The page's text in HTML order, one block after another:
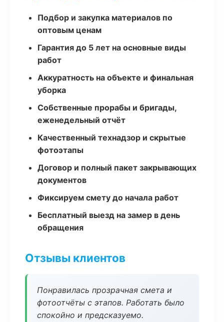
Подбор и закупка материалов по
оптовым ценам
Гарантия до 5 лет на основные виды
работ
Аккуратность на объекте и финальная
уборка
Собственные прорабы и бригады,
еженедельный отчёт
Качественный технадзор и скрытые
фотоэтапы
Договор и полный пакет закрывающих
документов
Фиксируем смету до начала работ
Бесплатный выезд на замер в день
обращения
Отзывы клиентов
Понравилась прозрачная смета и
фотоотчёты с этапов. Работать было
спокойно и предсказуемо.